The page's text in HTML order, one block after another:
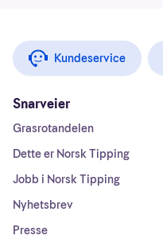
Kundeservice
Snarveier
Grasrotandelen
Dette er Norsk Tipping
Jobb i Norsk Tipping
Nyhetsbrev
Presse